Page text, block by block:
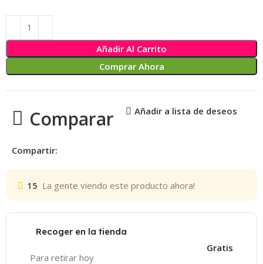
Añadir Al Carrito
Comprar Ahora
Comparar Añadir a lista de deseos
Compartir:
15 La gente viendo este producto ahora!
Recoger en la tienda
Para retirar hoy
Gratis